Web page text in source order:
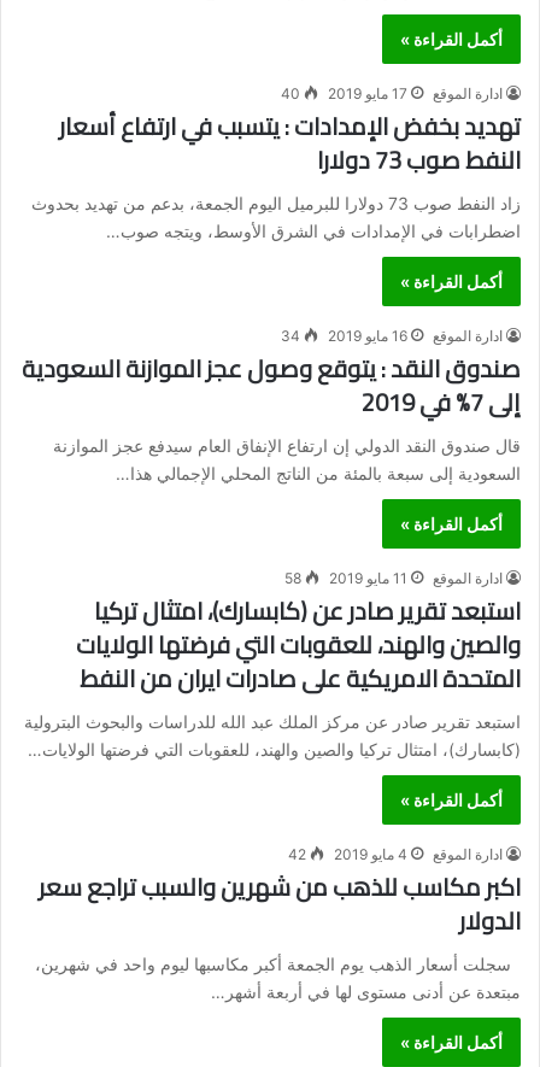
أكمل القراءة »
ادارة الموقع 17 مايو 2019 40
تهديد بخفض الإمدادات : يتسبب في ارتفاع أسعار
النفط صوب 73 دولارا
زاد النفط صوب 73 دولارا للبرميل اليوم الجمعة، بدعم من تهديد بحدوث
اضطرابات في الإمدادات في الشرق الأوسط، ويتجه صوب…
أكمل القراءة »
ادارة الموقع 16 مايو 2019 34
صندوق النقد : يتوقع وصول عجز الموازنة السعودية
إلى 7% في 2019
قال صندوق النقد الدولي إن ارتفاع الإنفاق العام سيدفع عجز الموازنة
السعودية إلى سبعة بالمئة من الناتج المحلي الإجمالي هذا…
أكمل القراءة »
ادارة الموقع 11 مايو 2019 58
استبعد تقرير صادر عن (كابسارك)، امتثال تركيا
والصين والهند، للعقوبات التي فرضتها الولايات
المتحدة الامريكية على صادرات ايران من النفط
استبعد تقرير صادر عن مركز الملك عبد الله للدراسات والبحوث البترولية
(كابسارك)، امتثال تركيا والصين والهند، للعقوبات التي فرضتها الولايات…
أكمل القراءة »
ادارة الموقع 4 مايو 2019 42
اكبر مكاسب للذهب من شهرين والسبب تراجع سعر
الدولار
سجلت أسعار الذهب يوم الجمعة أكبر مكاسبها ليوم واحد في شهرين،
مبتعدة عن أدنى مستوى لها في أربعة أشهر…
أكمل القراءة »